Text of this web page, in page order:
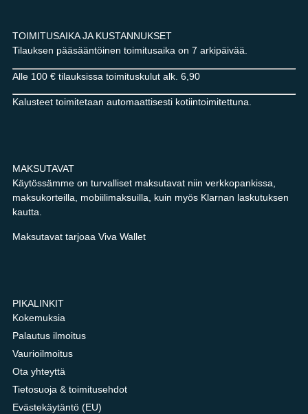
TOIMITUSAIKA JA KUSTANNUKSET
Tilauksen pääsääntöinen toimitusaika on 7 arkipäivää.
Alle 100 € tilauksissa toimituskulut alk. 6,90
Kalusteet toimitetaan automaattisesti kotiintoimitettuna.
MAKSUTAVAT
Käytössämme on turvalliset maksutavat niin verkkopankissa,
maksukorteilla, mobiilimaksuilla, kuin myös Klarnan laskutuksen
kautta.
Maksutavat tarjoaa Viva Wallet
PIKALINKIT
Kokemuksia
Palautus ilmoitus
Vaurioilmoitus
Ota yhteyttä
Tietosuoja & toimitusehdot
Evästekäytäntö (EU)